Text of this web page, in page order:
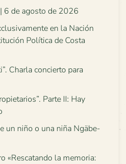
6 de agosto de 2026
en la Nación
Política de Costa
Charla concierto para
Parte II: Hay
un niño o una niña Ngäbe-
«Rescatando la memoria: